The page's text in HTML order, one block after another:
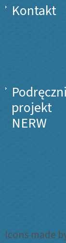
Kontakt
projekt
NERW
Icons made